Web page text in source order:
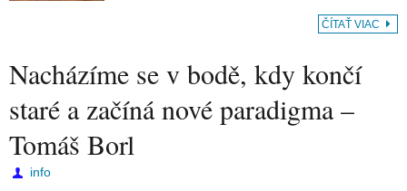
ČÍTAŤ VIAC
Nacházíme se v bodě, kdy končí
staré a začíná nové paradigma –
Tomáš Borl
info